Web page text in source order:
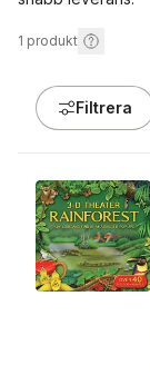
1 produkt
Filtrera